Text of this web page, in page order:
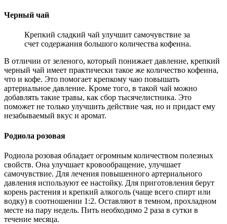
Черный чай
Крепкий сладкий чай улучшит самочувствие за
счет содержания большого количества кофеина.
В отличии от зеленого, который понижает давление, крепкий
черный чай имеет практически такое же количество кофеина,
что и кофе. Это помогает крепкому чаю повышать
артериальное давление. Кроме того, в такой чай можно
добавлять такие травы, как сбор тысячелистника. Это
поможет не только улучшить действие чая, но и придаст ему
незабываемый вкус и аромат.
Родиола розовая
Родиола розовая обладает огромным количеством полезных
свойств. Она улучшает кровообращение, улучшает
самочувствие. Для лечения повышенного артериального
давления используют ее настойку. Для приготовления берут
корень растения и крепкий алкоголь (чаще всего спирт или
водку) в соотношении 1:2. Оставляют в темном, прохладном
месте на пару недель. Пить необходимо 2 раза в сутки в
течение месяца.